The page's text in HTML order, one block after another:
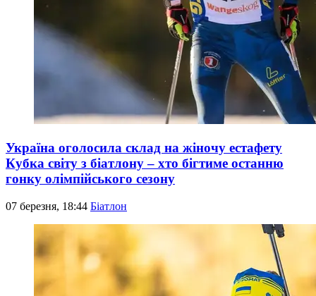
Україна оголосила склад на жіночу естафету
Кубка світу з біатлону – хто бігтиме останню
гонку олімпійського сезону
07 березня, 18:44 Біатлон